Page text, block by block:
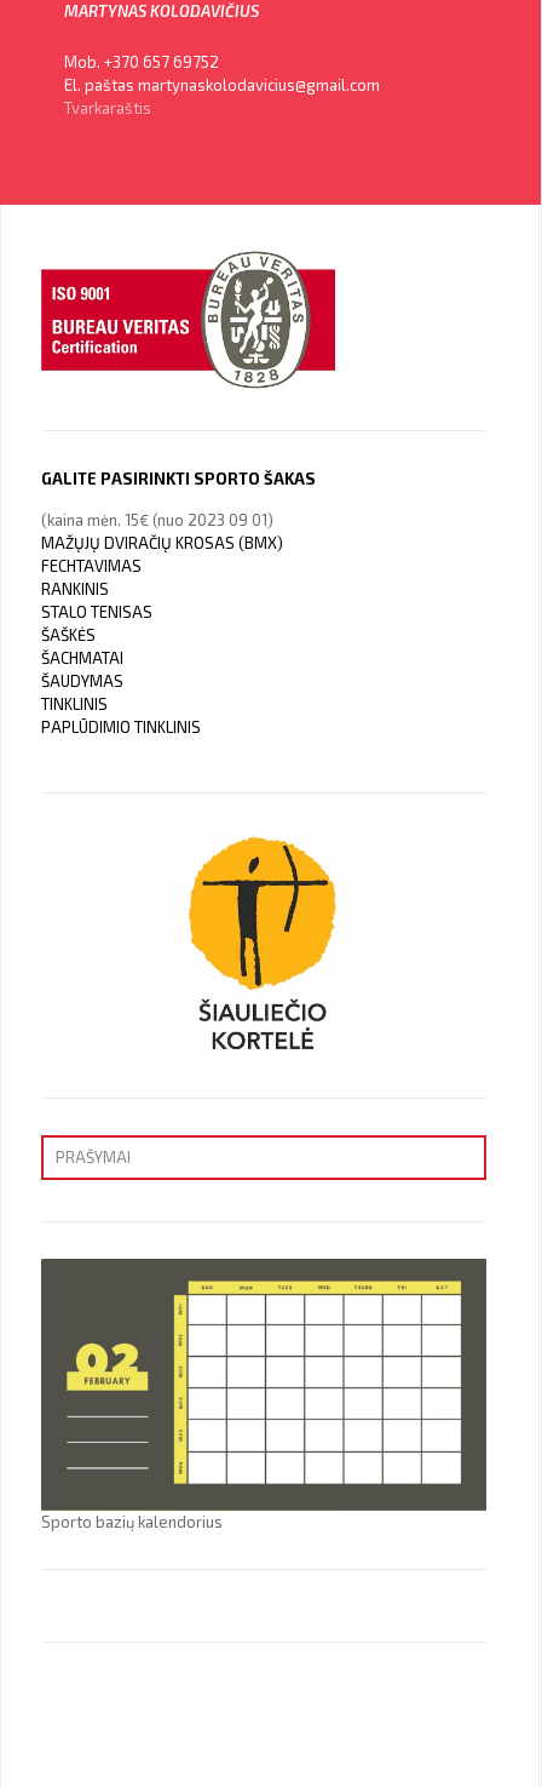
MARTYNAS KOLODAVIČIUS
Mob. +370 657 69752
El. paštas martynaskolodavicius@gmail.com
Tvarkaraštis
GALITE PASIRINKTI SPORTO ŠAKAS
(kaina mėn. 15€ (nuo 2023 09 01)
MAŽŲJŲ DVIRAČIŲ KROSAS (BMX)
FECHTAVIMAS
RANKINIS
STALO TENISAS
ŠAŠKĖS
ŠACHMATAI
ŠAUDYMAS
TINKLINIS
PAPLŪDIMIO TINKLINIS
PRAŠYMAI
Sporto bazių kalendorius